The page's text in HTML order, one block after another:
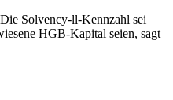
Solvency-ll-Kennzahl sei
HGB-Kapital seien, sagt